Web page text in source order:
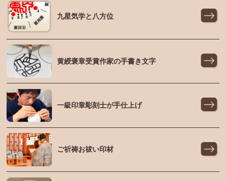
九星気学と八方位
黄綬褒章受賞作家の手書き文字
一級印章彫刻士が手仕上げ
ご祈祷お祓い印材